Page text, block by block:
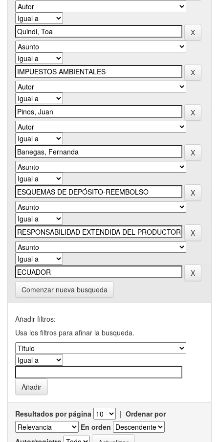
Comenzar nueva busqueda
Añadir filtros:
Usa los filtros para afinar la busqueda.
Resultados por página | Ordenar por
En orden